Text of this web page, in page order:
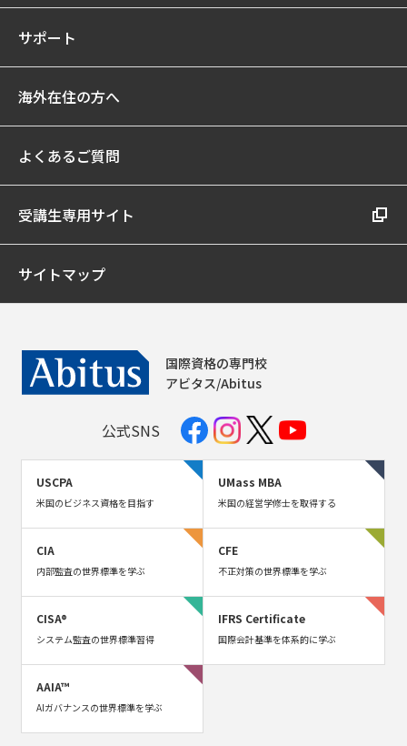
サポート
海外在住の方へ
よくあるご質問
受講生専用サイト
サイトマップ
国際資格の専門校
アビタス/Abitus
公式SNS
USCPA
米国のビジネス資格を目指す
UMass MBA
米国の経営学修士を取得する
CIA
内部監査の世界標準を学ぶ
CFE
不正対策の世界標準を学ぶ
CISA®
システム監査の世界標準習得
IFRS Certificate
国際会計基準を体系的に学ぶ
AAIA™
AIガバナンスの世界標準を学ぶ